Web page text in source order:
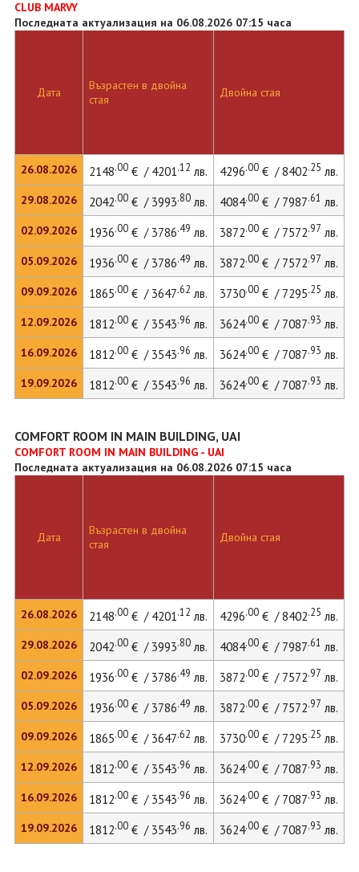
CLUB MARVY
Последната актуализация на 06.08.2026 07:15 часа
Дата
26.08.2026
29.08.2026
02.09.2026
05.09.2026
09.09.2026
12.09.2026
16.09.2026
19.09.2026
Възрастен в двойна
стая
Двойна стая
2148.00€ / 4201.12 лв. 4296.00€ / 8402.25 лв.
2042.00€ / 3993.80лв. 4084.00€ / 7987.61 лв.
1936.00€ / 3786.49 лв. 3872.00€ / 7572.97 лв.
1936.00€ / 3786.49 лв. 3872.00€ / 7572.97 лв.
1865.00€ / 3647.62 лв. 3730.00€ / 7295.25 лв.
1812.00€ / 3543.96 лв. 3624.00€ / 7087.93 лв.
1812.00€ / 3543.96 лв. 3624.00€ / 7087.93 лв.
1812.00€ / 3543.96 лв. 3624.00€ / 7087.93 лв.
COMFORT ROOM IN MAIN BUILDING, UAI
COMFORT ROOM IN MAIN BUILDING - UAI
Последната актуализация на 06.08.2026 07:15 часа
Дата
26.08.2026
29.08.2026
02.09.2026
05.09.2026
09.09.2026
12.09.2026
16.09.2026
19.09.2026
Възрастен в двойна
стая
Двойна стая
2148.00€ / 4201.12 лв. 4296.00€ / 8402.25 лв.
2042.00€ / 3993.80лв. 4084.00€ / 7987.61 лв.
1936.00€ / 3786.49 лв. 3872.00€ / 7572.97 лв.
1936.00€ / 3786.49 лв. 3872.00€ / 7572.97 лв.
1865.00€ / 3647.62 лв. 3730.00€ / 7295.25 лв.
1812.00€ / 3543.96 лв. 3624.00€ / 7087.93 лв.
1812.00€ / 3543.96 лв. 3624.00€ / 7087.93 лв.
1812.00€ / 3543.96 лв. 3624.00€ / 7087.93 лв.